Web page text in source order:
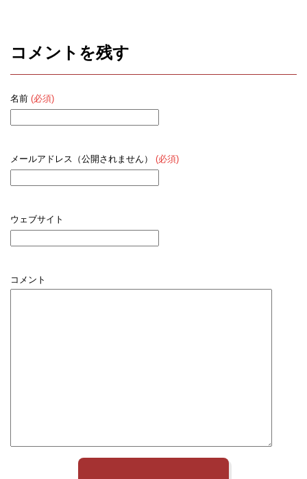
コメントを残す
名前 (必須)
メールアドレス（公開されません） (必須)
ウェブサイト
コメント